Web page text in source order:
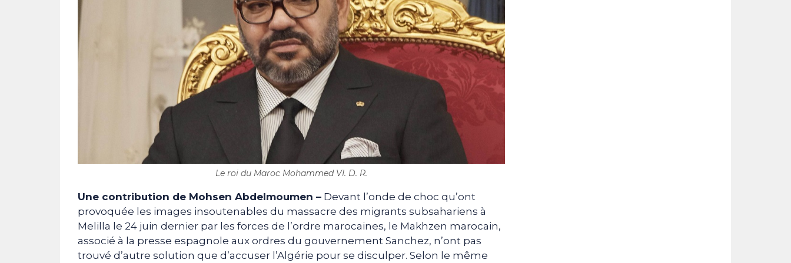
Le roi du Maroc Mohammed VI. D. R.
Une contribution de Mohsen Abdelmoumen – Devant l’onde de choc qu’ont
provoquée les images insoutenables du massacre des migrants subsahariens à
Melilla le 24 juin dernier par les forces de l’ordre marocaines, le Makhzen marocain,
associé à la presse espagnole aux ordres du gouvernement Sanchez, n’ont pas
trouvé d’autre solution que d’accuser l’Algérie pour se disculper. Selon le même